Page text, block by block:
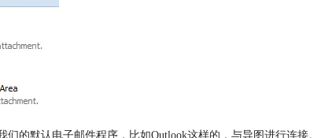
们的默认电子邮件程序，比如Outlook这样的，与导图进行连接。